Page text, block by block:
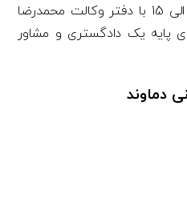
روزهای پنجشنبه از ساعت 9 الی 15 با دفتر وکالت محمدرضا
پایه یک دادگستری و مشاور
دماوند